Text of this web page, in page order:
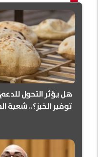
هل يؤثر التحول
توفير الخبز؟.. شعبة